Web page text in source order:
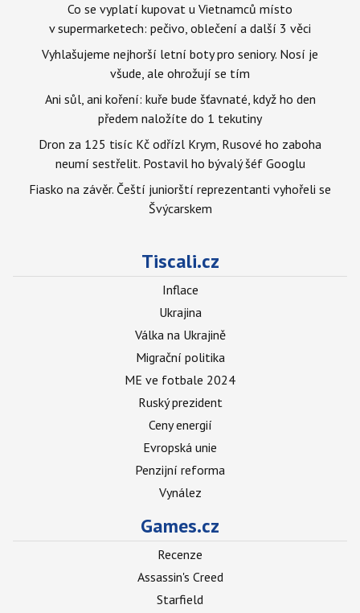
Co se vyplatí kupovat u Vietnamců místo
v supermarketech: pečivo, oblečení a další 3 věci
Vyhlašujeme nejhorší letní boty pro seniory. Nosí je
všude, ale ohrožují se tím
Ani sůl, ani koření: kuře bude šťavnaté, když ho den
předem naložíte do 1 tekutiny
Dron za 125 tisíc Kč odřízl Krym, Rusové ho zaboha
neumí sestřelit. Postavil ho bývalý šéf Googlu
Fiasko na závěr. Čeští juniorští reprezentanti vyhořeli se
Švýcarskem
Tiscali.cz
Inflace
Ukrajina
Válka na Ukrajině
Migrační politika
ME ve fotbale 2024
Ruský prezident
Ceny energií
Evropská unie
Penzijní reforma
Vynález
Games.cz
Recenze
Assassin's Creed
Starfield